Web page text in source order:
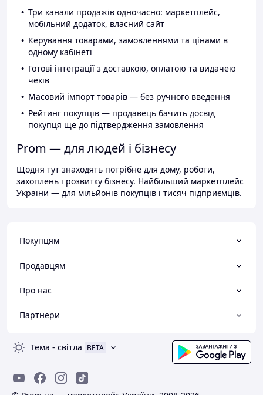
Три канали продажів одночасно: маркетплейс,
мобільний додаток, власний сайт
Керування товарами, замовленнями та цінами в
одному кабінеті
Готові інтеграції з доставкою, оплатою та видачею
чеків
Масовий імпорт товарів — без ручного введення
Рейтинг покупців — продавець бачить досвід
покупця ще до підтвердження замовлення
Prom — для людей і бізнесу
Щодня тут знаходять потрібне для дому, роботи,
захоплень і розвитку бізнесу. Найбільший маркетплейс
України — для мільйонів покупців і тисяч підприємців.
Покупцям
Продавцям
Про нас
Партнери
Тема - світла BETA